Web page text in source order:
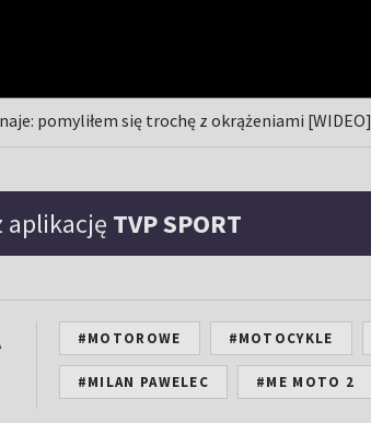
pomyliłem się trochę z okrążeniami [WIDEO]
aplikację TVP SPORT
#MOTOROWE #MOTOCYKLE
#MILAN PAWELEC #ME MOTO 2